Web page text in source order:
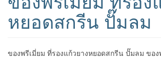
หยอดสกรีน ปั๊มลม
ของพรีเมี่ยม ที่รองแก้วยางหยอดสกรีน ปั๊มลม ขอ